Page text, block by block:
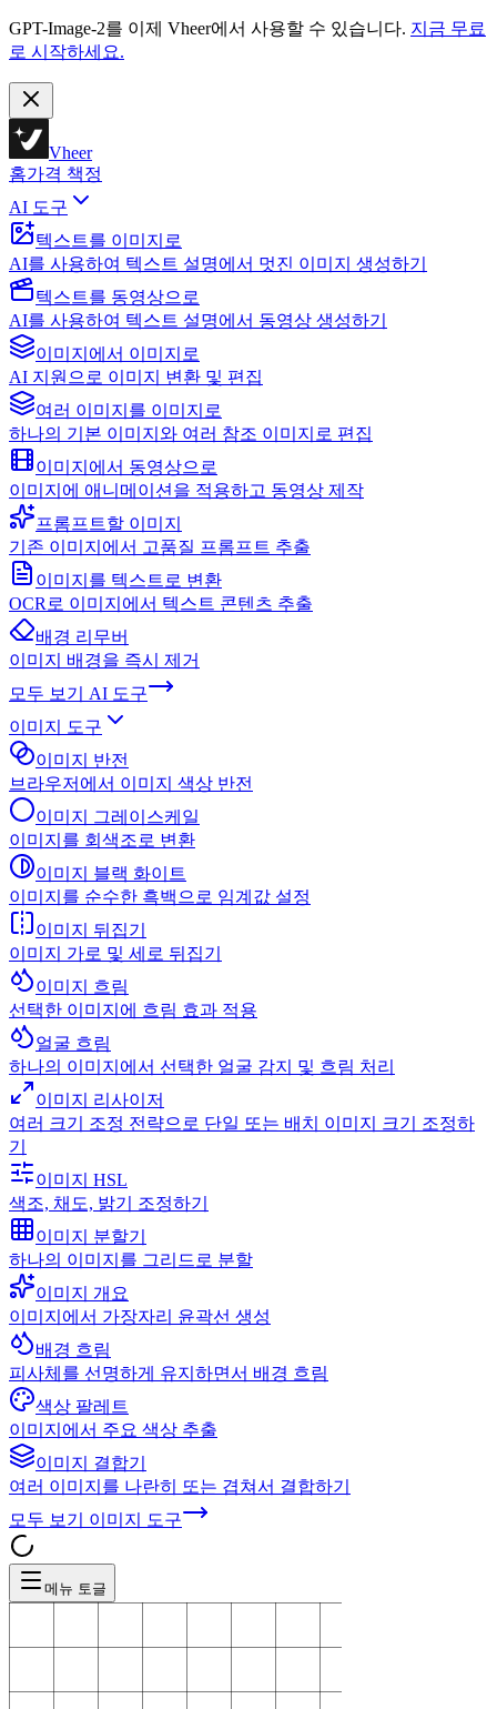
GPT-Image-2를 이제 Vheer에서 사용할 수 있습니다. 지금 무료
로 시작하세요.
Vheer
홈가격 책정
AI 도구
텍스트를 이미지로
AI를 사용하여 텍스트 설명에서 멋진 이미지 생성하기
텍스트를 동영상으로
AI를 사용하여 텍스트 설명에서 동영상 생성하기
이미지에서 이미지로
AI 지원으로 이미지 변환 및 편집
여러 이미지를 이미지로
하나의 기본 이미지와 여러 참조 이미지로 편집
이미지에서 동영상으로
이미지에 애니메이션을 적용하고 동영상 제작
프롬프트할 이미지
기존 이미지에서 고품질 프롬프트 추출
이미지를 텍스트로 변환
OCR로 이미지에서 텍스트 콘텐츠 추출
배경 리무버
이미지 배경을 즉시 제거
모두 보기
AI 도구
이미지 도구
이미지 반전
브라우저에서 이미지 색상 반전
이미지 그레이스케일
이미지를 회색조로 변환
이미지 블랙 화이트
이미지를 순수한 흑백으로 임계값 설정
이미지 뒤집기
이미지 가로 및 세로 뒤집기
이미지 흐림
선택한 이미지에 흐림 효과 적용
얼굴 흐림
하나의 이미지에서 선택한 얼굴 감지 및 흐림 처리
이미지 리사이저
여러 크기 조정 전략으로 단일 또는 배치 이미지 크기 조정하
기
이미지 HSL
색조, 채도, 밝기 조정하기
이미지 분할기
하나의 이미지를 그리드로 분할
이미지 개요
이미지에서 가장자리 윤곽선 생성
배경 흐림
피사체를 선명하게 유지하면서 배경 흐림
색상 팔레트
이미지에서 주요 색상 추출
이미지 결합기
여러 이미지를 나란히 또는 겹쳐서 결합하기
모두 보기
이미지 도구
메뉴 토글